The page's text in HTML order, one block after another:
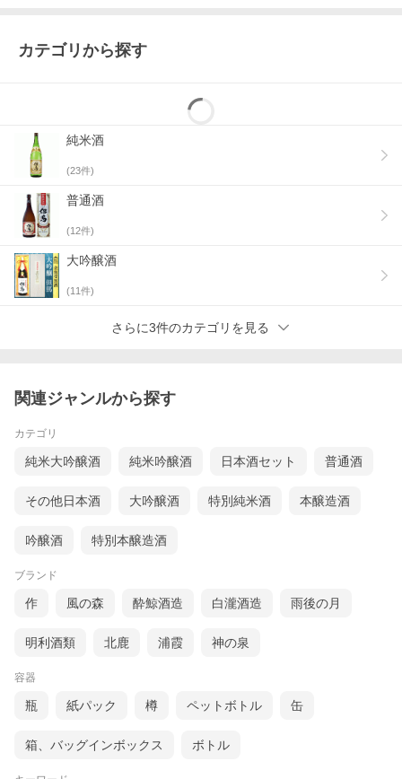
カテゴリから探す
純米酒
(23件)
普通酒
(12件)
大吟醸酒
(11件)
さらに3件のカテゴリを見る
関連ジャンルから探す
カテゴリ
純米大吟醸酒 純米吟醸酒 日本酒セット 普通酒
その他日本酒 大吟醸酒 特別純米酒 本醸造酒
吟醸酒 特別本醸造酒
ブランド
作 風の森 酔鯨酒造 白瀧酒造 雨後の月
明利酒類 北鹿 浦霞 神の泉
容器
瓶 紙パック 樽 ペットボトル 缶
箱、バッグインボックス ボトル